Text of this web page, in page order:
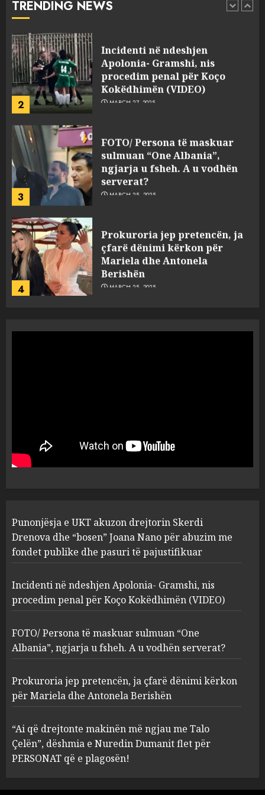
TRENDING NEWS
1
pasuri të pajustifikuar
2
Incidenti në ndeshjen
Apolonia- Gramshi, nis
procedim penal për Koço
Kokëdhimën (VIDEO)
MARCH 27, 2025
3
FOTO/ Persona të maskuar
sulmuan “One Albania”,
ngjarja u fsheh. A u vodhën
serverat?
MARCH 25, 2025
4
Prokuroria jep pretencën, ja
çfarë dënimi kërkon për
Mariela dhe Antonela
Berishën
MARCH 25, 2025
1
“bosen” Joana Nano për
abuzim me fondet publike dhe
pasuri të pajustifikuar
2
Apolonia- Gramshi, nis
procedim penal për Koço
Kokëdhimën (VIDEO)
MARCH 27, 2025
3
FOTO/ Persona të maskuar
sulmuan “One Albania”,
ngjarja u fsheh. A u vodhën
serverat?
MARCH 25, 2025
4
Prokuroria jep pretencën, ja
çfarë dënimi kërkon për
Berishën
MARCH 25, 2025
“Ai që drejtonte makinën më
Punonjësja e UKT akuzon drejtorin Skerdi
Drenova dhe “bosen” Joana Nano për abuzim me
fondet publike dhe pasuri të pajustifikuar
Incidenti në ndeshjen Apolonia- Gramshi, nis
procedim penal për Koço Kokëdhimën (VIDEO)
FOTO/ Persona të maskuar sulmuan “One
Albania”, ngjarja u fsheh. A u vodhën serverat?
Prokuroria jep pretencën, ja çfarë dënimi kërkon
për Mariela dhe Antonela Berishën
“Ai që drejtonte makinën më ngjau me Talo
Çelën”, dëshmia e Nuredin Dumanit flet për
PERSONAT që e plagosën!